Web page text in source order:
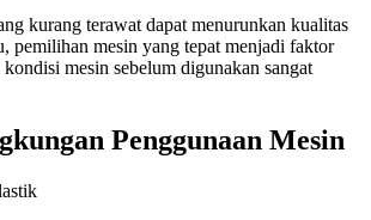
kurang terawat dapat menurunkan kualitas
pemilihan mesin yang tepat menjadi faktor
mesin sebelum digunakan sangat
Penggunaan Mesin